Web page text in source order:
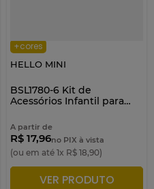
+cores
HELLO MINI
BSL1780-6 Kit de
Acessórios Infantil para
A partir de
R$ 17,96no PIX à vista
(ou em até 1x R$ 18,90)
ADICIONAR À SACOLA
VER PRODUTO